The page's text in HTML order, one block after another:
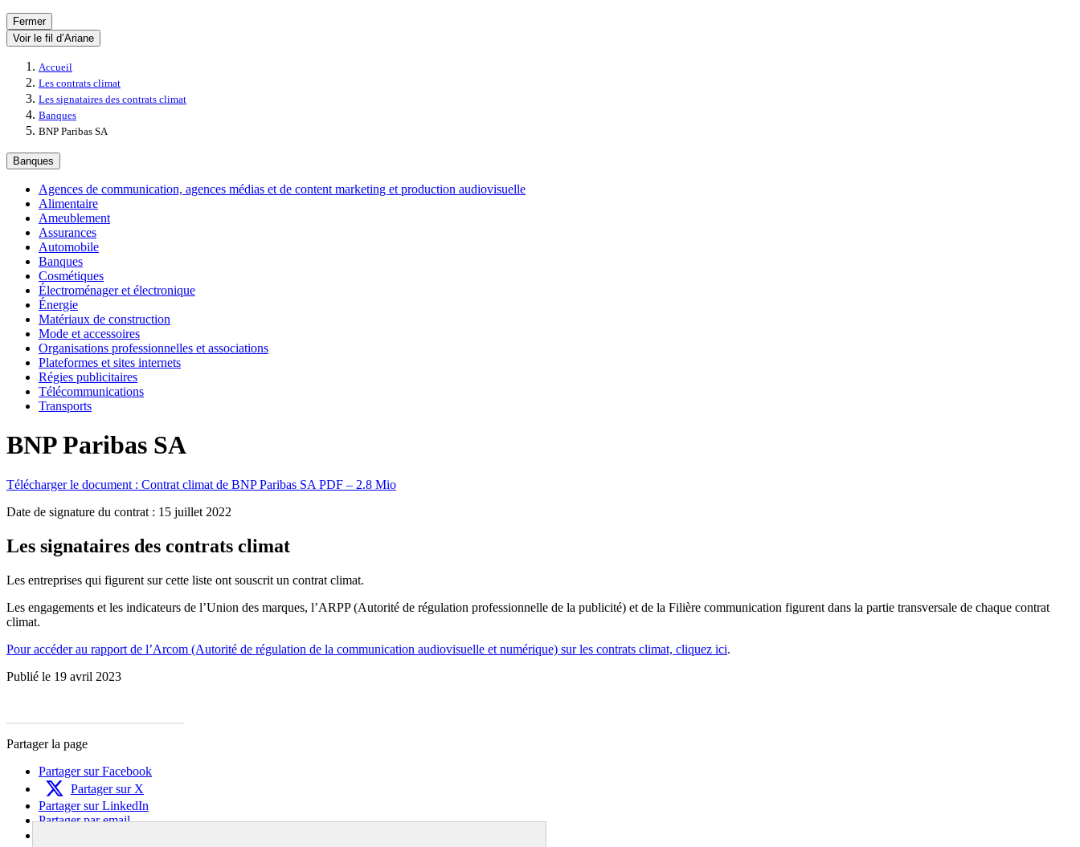
Fermer
Voir le fil d’Ariane
Accueil
Les contrats climat
Les signataires des contrats climat
Banques
BNP Paribas SA
Banques
Agences de communication, agences médias et de content marketing et production audiovisuelle
Alimentaire
Ameublement
Assurances
Automobile
Banques
Cosmétiques
Électroménager et électronique
Énergie
Matériaux de construction
Mode et accessoires
Organisations professionnelles et associations
Plateformes et sites internets
Régies publicitaires
Télécommunications
Transports
BNP Paribas SA
Télécharger le document : Contrat climat de BNP Paribas SA PDF – 2.8 Mio
Date de signature du contrat : 15 juillet 2022
Les signataires des contrats climat
Les entreprises qui figurent sur cette liste ont souscrit un contrat climat.
Les engagements et les indicateurs de l’Union des marques, l’ARPP (Autorité de régulation professionnelle de la publicité) et de la Filière communication figurent dans la partie transversale de chaque contrat
climat.
Pour accéder au rapport de l’Arcom (Autorité de régulation de la communication audiovisuelle et numérique) sur les contrats climat, cliquez ici.
Publié le 19 avril 2023
Partager la page
Partager sur Facebook
Partager sur X
Partager sur LinkedIn
Partager par email